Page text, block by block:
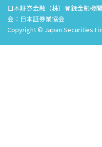
日本証券金融（株）登録金融機
会：日本証券業協会
Copyright © Japan Securities